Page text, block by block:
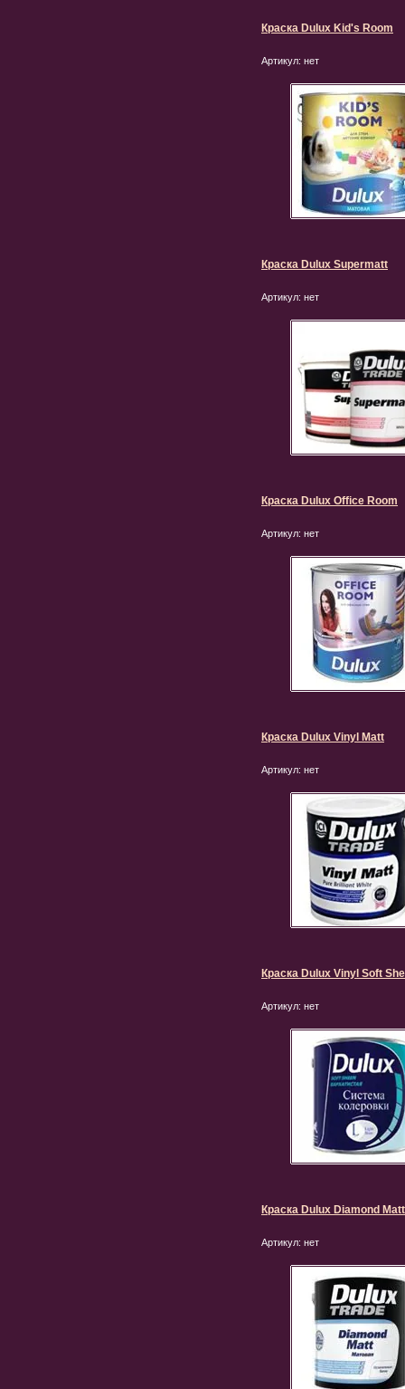
Краска Dulux Kid's Room
Артикул: нет
Краска Dulux Supermatt
Артикул: нет
Краска Dulux Office Room
Артикул: нет
Краска Dulux Vinyl Matt
Артикул: нет
Краска Dulux Vinyl Soft
Артикул: нет
Краска Dulux Diamond Matt
Артикул: нет